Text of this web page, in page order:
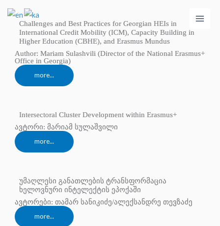
content
Challenges and Best Practices for Georgian HEIs in
International Credit Mobility (ICM), Capacity Building in
Higher Education (CBHE), and Erasmus Mundus
Author: Mariam Sulashvili (Director of the National Erasmus+
Office in Georgia)
more...
Intersectoral Cluster Development within Erasmus+
ავტორი: მარიამ სულაშვილი
more...
უმაღლესი განათლების ტრანსფორმაცია
ხელოვნური ინტელექტის ეპოქაში
ავტორები: თამარ სანიკიძე/ალექსანდრე თევზაძე
more...